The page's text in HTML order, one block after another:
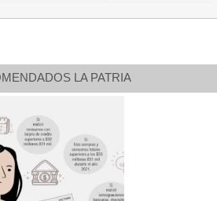
LA PATRIA